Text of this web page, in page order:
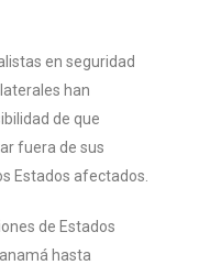
en seguridad
han
de que
fuera de sus
Estados afectados.
de Estados
hasta